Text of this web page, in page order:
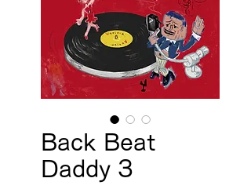
Back Beat
Daddy 3